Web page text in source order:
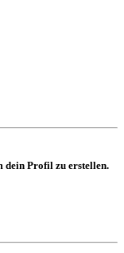
dein Profil zu erstellen.